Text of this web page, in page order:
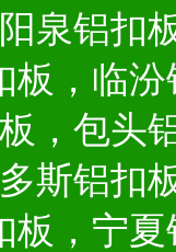
泉铝扣
板，临
，包头
斯铝扣
板，宁